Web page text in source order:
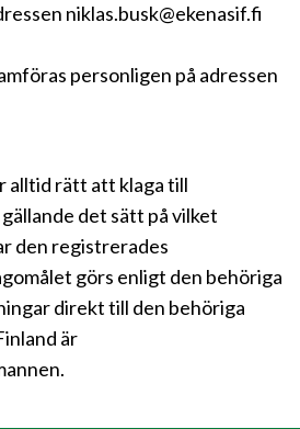
niklas.busk@ekenasif.fi
personligen på adressen
alltid rätt att klaga till
det sätt på vilket
den registrerades
görs enligt den behöriga
direkt till den behöriga
är